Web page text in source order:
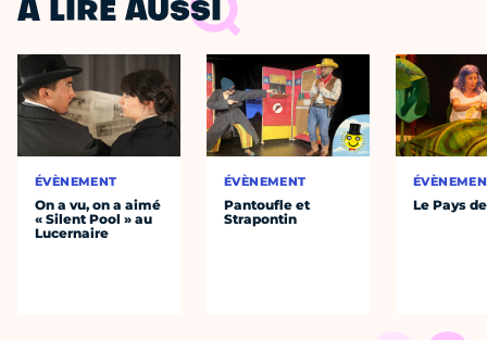
À LIRE AUSSI
ÉVÈNEMENT
On a vu, on a aimé
« Silent Pool » au
Lucernaire
ÉVÈNEMENT
Pantoufle et
Strapontin
Le Pays